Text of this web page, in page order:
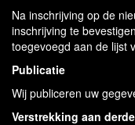
Na inschrijving op de
inschrijving te
toegevoegd aan de lijst
Publicatie
Wij publiceren uw
Verstrekking aan